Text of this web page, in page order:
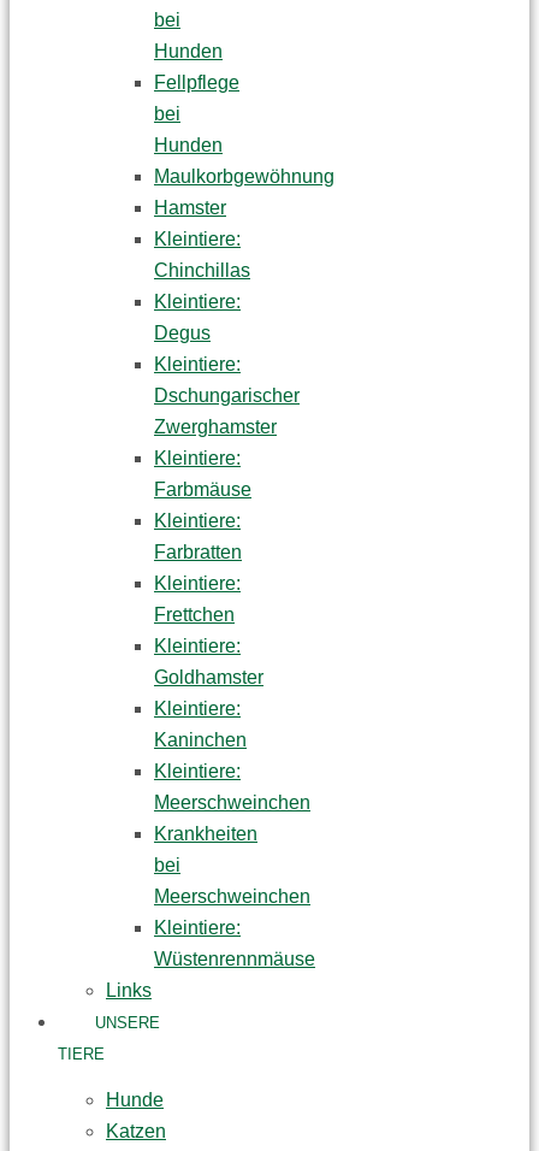
bei
Hunden
Fellpflege
bei
Hunden
Maulkorbgewöhnung
Hamster
Kleintiere:
Chinchillas
Kleintiere:
Degus
Kleintiere:
Dschungarischer
Zwerghamster
Kleintiere:
Farbmäuse
Kleintiere:
Farbratten
Kleintiere:
Frettchen
Kleintiere:
Goldhamster
Kleintiere:
Kaninchen
Kleintiere:
Meerschweinchen
Krankheiten
bei
Meerschweinchen
Kleintiere:
Wüstenrennmäuse
Links
UNSERE
TIERE
Hunde
Katzen